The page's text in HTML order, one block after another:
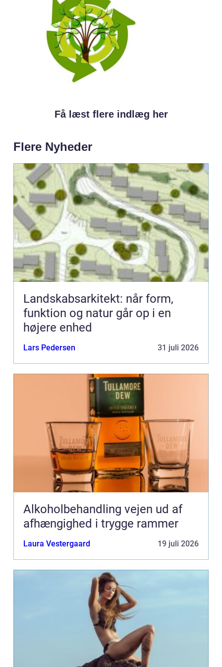
Få læst flere indlæg her
Flere Nyheder
Landskabsarkitekt: når form,
funktion og natur går op i en
højere enhed
Lars Pedersen 31 juli 2026
Alkoholbehandling vejen ud af
afhængighed i trygge rammer
Laura Vestergaard 19 juli 2026